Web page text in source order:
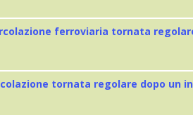
ferroviaria tornata
tornata regolare dopo un